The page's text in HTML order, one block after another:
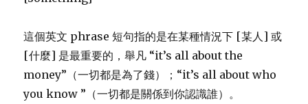
這個英文 phrase 短句指的是在某種情況下 [某人] 或
[什麼] 是最重要的，舉凡 “it’s all about the
money”（一切都是為了錢）；“it’s all about who
you know ”（一切都是關係到你認識誰）。